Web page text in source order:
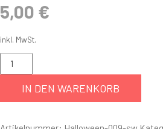
5,00 €
inkl. MwSt.
IN DEN WARENKORB